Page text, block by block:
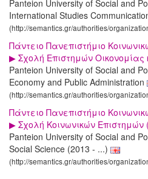
Panteion University of Social and
International Studies
(http://semantics.gr/authorities/
Πάντειο Πανεπιστήμιο
▶ Σχολή Επιστημών Οικονομίας
Panteion University of Social and
Economy and Public Administration
(http://semantics.gr/authorities/
Πάντειο Πανεπιστήμιο
▶ Σχολή Κοινωνικών Επιστημών
Panteion University of Social and
Social Science (2013 - ...)
(http://semantics.gr/authorities/